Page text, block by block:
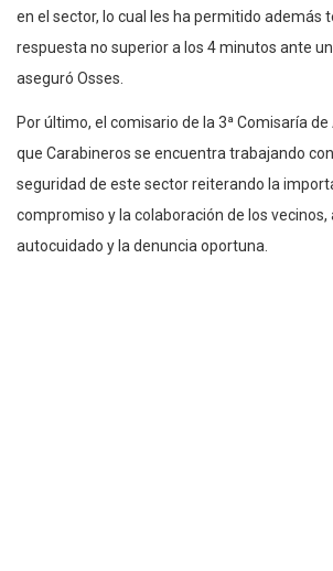
en el sector, lo cual les ha permitido además
respuesta no superior a los 4 minutos ante
aseguró Osses.
Por último, el comisario de la 3ª Comisaría
que Carabineros se encuentra trabajando
seguridad de este sector reiterando la
compromiso y la colaboración de los vecinos,
autocuidado y la denuncia oportuna.